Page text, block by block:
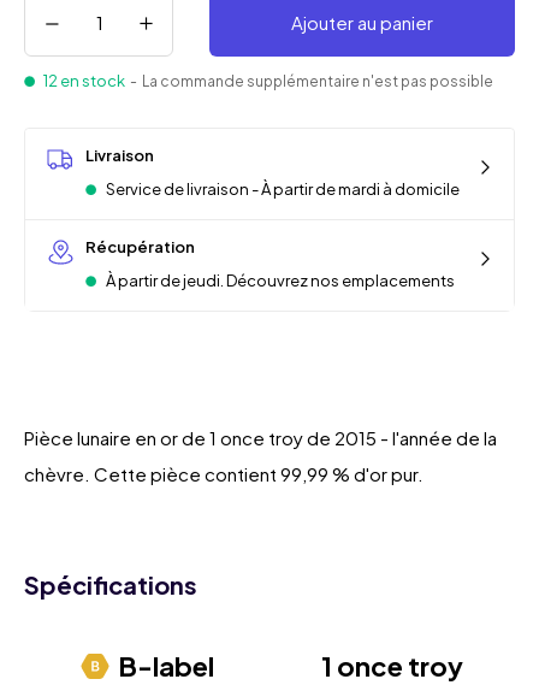
Ajouter au panier
12 en stock - La commande supplémentaire n'est pas possible
Livraison
Service de livraison - À partir de mardi à domicile
Récupération
À partir de jeudi. Découvrez nos emplacements
Pièce lunaire en or de 1 once troy de 2015 - l'année de la
chèvre. Cette pièce contient 99,99 % d'or pur.
Spécifications
B-label 1 once troy